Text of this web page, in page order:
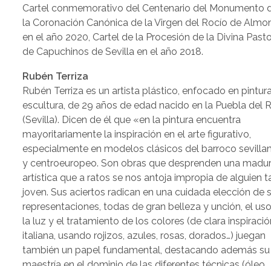
Cartel conmemorativo del Centenario del Monumento
la Coronación Canónica de la Virgen del Rocío de
en el año 2020, Cartel de la Procesión de la Divina
de Capuchinos de Sevilla en el año 2018.
Rubén Terriza
Rubén Terriza es un artista plástico, enfocado en
escultura, de 29 años de edad nacido en la Puebla del
(Sevilla). Dicen de él que «en la pintura encuentra
mayoritariamente la inspiración en el arte figurativo,
especialmente en modelos clásicos del barroco
y centroeuropeo. Son obras que desprenden una
artística que a ratos se nos antoja impropia de alguien
joven. Sus aciertos radican en una cuidada elección de
representaciones, todas de gran belleza y unción, el
la luz y el tratamiento de los colores (de clara
italiana, usando rojizos, azules, rosas, dorados…) juegan
también un papel fundamental, destacando además su